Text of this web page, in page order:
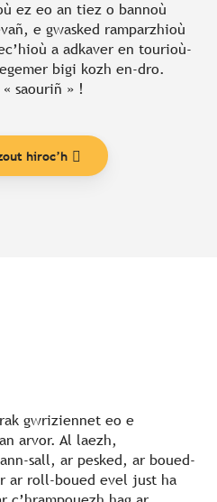
ez eo an tiez o bannoù
e gwasked ramparzhioù
a adkaver en tourioù-
bigi kozh en-dro.
saouriñ » !
hiroc’h
gwriziennet eo e
arvor. Al laezh,
sall, ar pesked, ar boued-
ar roll-boued evel just ha